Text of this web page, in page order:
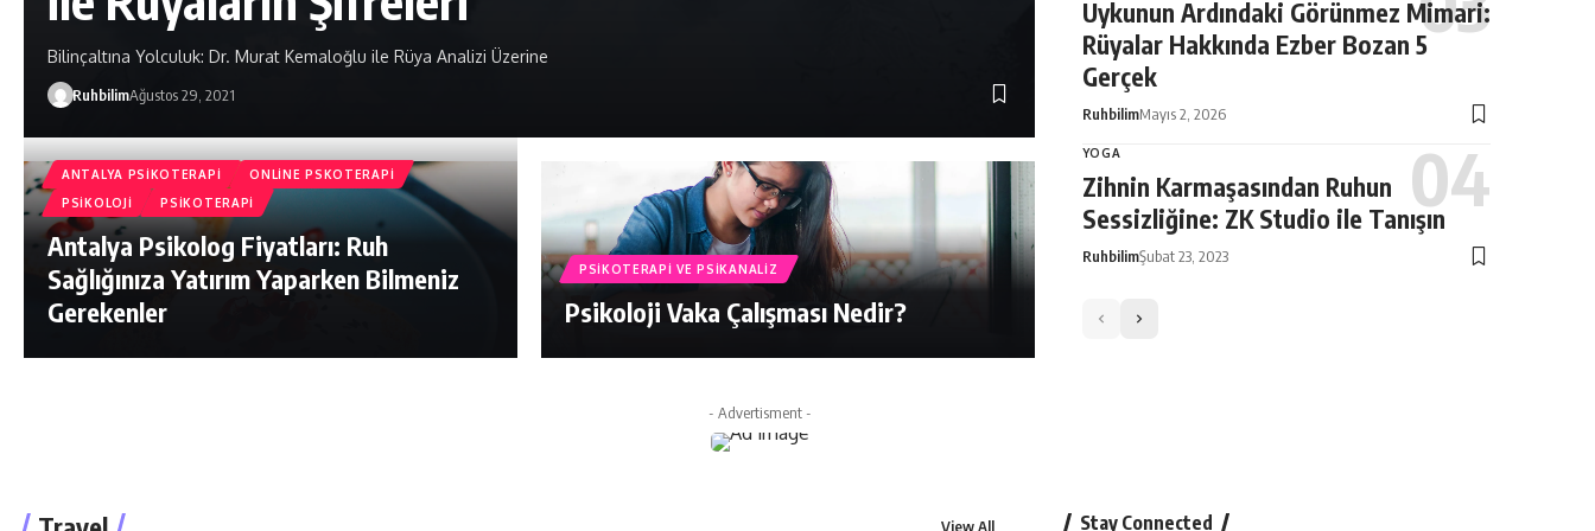
Bilinçaltına Yolculuk: Dr. Murat Kemaloğlu ile Rüya Analizi Üzerine
RuhbilimAğustos 29, 2021
ANTALYA PSIKOTERAPI
ONLINE PSKOTERAPI
PSIKOLOJI
PSIKOTERAPI
Antalya Psikolog Fiyatları: Ruh
Sağlığınıza Yatırım Yaparken Bilmeniz
Gerekenler
PSIKOTERAPI VE PSIKANALIZ
Psikoloji Vaka Çalışması Nedir?
Uykunun Ardındaki Görünmez Mimari:
Rüyalar Hakkında Ezber Bozan 5
Gerçek
RuhbilimMayıs 2, 2026
YOGA
Zihnin Karmaşasından Ruhun
Sessizliğine: ZK Studio ile Tanışın
RuhbilimŞubat 23, 2023
- Advertisment -
View All Stay Connected